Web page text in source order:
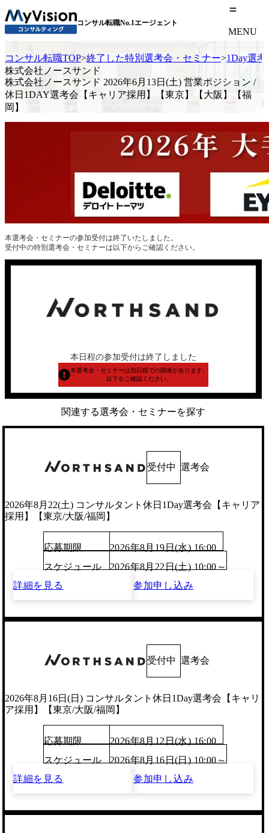
コンサル転職No.1エージェント
MENU
コンサル転職TOP>終了した特別選考会・セミナー>1Day選考
株式会社ノースサンド
株式会社ノースサンド 2026年6月13日(土) 営業ポジション /
休日1DAY選考会【キャリア採用】【東京】【大阪】【福
岡】
本選考会・セミナーの参加受付は終了いたしました。
受付中の特別選考会・セミナーは以下からご確認ください。
本日程の参加受付は終了しました
本選考会・セミナーは別日程での開催があります。
以下をご確認ください。
関連する選考会・セミナーを探す
受付中 選考会
2026年8月22(土) コンサルタント休日1Day選考会【キャリア
採用】【東京/大阪/福岡】
応募期限
2026年8月19日(水) 16:00
スケジュール
2026年8月22日(土) 10:00～
詳細を見る
参加申し込み
受付中 選考会
2026年8月16日(日) コンサルタント休日1Day選考会【キャリ
ア採用】【東京/大阪/福岡】
応募期限
2026年8月12日(水) 16:00
スケジュール
2026年8月16日(日) 10:00～
詳細を見る
参加申し込み